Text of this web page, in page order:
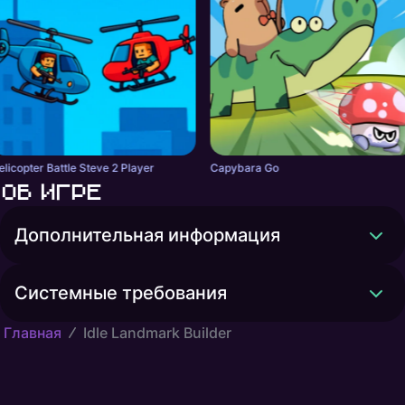
Battle Steve 2 Player Capybara Go
Об игре
Дополнительная информация
Системные требования
Главная Idle Landmark Builder